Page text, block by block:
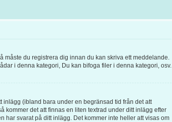
måste du registrera dig innan du kan skriva ett meddelande.
i denna kategori, Du kan bifoga filer i denna kategori, osv.
(ibland bara under en begränsad tid från det att
kommer det att finnas en liten textrad under ditt inlägg efter
har svarat på ditt inlägg. Det kommer inte heller att visas om